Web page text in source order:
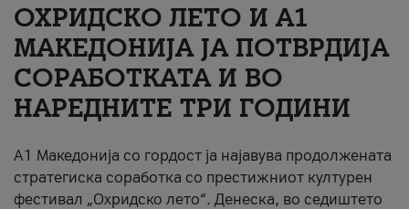
#ПодобарОнлајн
ОХРИДСКО ЛЕТО И A1
МАКЕДОНИЈА ЈА ПОТВРДИЈА
СОРАБОТКАТА И ВО
НАРЕДНИТЕ ТРИ ГОДИНИ
A1 Македонија со гордост ја најавува продолжената
стратегиска соработка со престижниот културен
фестивал „Охридско лето“. Денеска, во седиштето